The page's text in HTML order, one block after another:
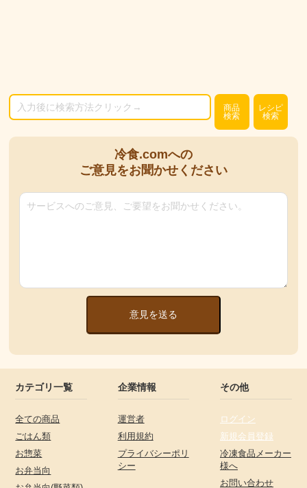
商品
検索
レシピ
検索
冷食.comへの
ご意見をお聞かせください
意見を送る
カテゴリ一覧
全ての商品
ごはん類
お惣菜
お弁当向
企業情報
運営者
利用規約
プライバシーポリ
シー
その他
ログイン
新規会員登録
冷凍食品メーカー
様へ
お問い合わせ